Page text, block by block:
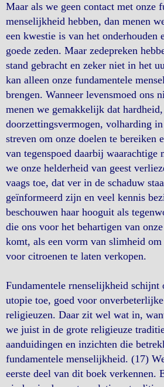
Maar als we geen contact met onze
menselijkheid hebben, dan menen
een kwestie is van het onderhouden
goede zeden. Maar zedepreken
stand gebracht en zeker niet in het
kan alleen onze fundamentele
brengen. Wanneer levensmoed ons
menen we gemakkelijk dat hardheid,
doorzettingsvermogen, volharding
streven om onze doelen te bereiken
van tegenspoed daarbij waarachtige
we onze helderheid van geest
vaags toe, dat ver in de schaduw
geïnformeerd zijn en veel kennis
beschouwen haar hooguit als
die ons voor het behartigen van
komt, als een vorm van slimheid
voor citroenen te laten verkopen.
Fundamentele rnenselijkheid schijnt
utopie toe, goed voor
religieuzen. Daar zit wel wat in,
we juist in de grote religieuze
aanduidingen en inzichten die
fundamentele menselijkheid. (17)
eerste deel van dit boek verkennen.